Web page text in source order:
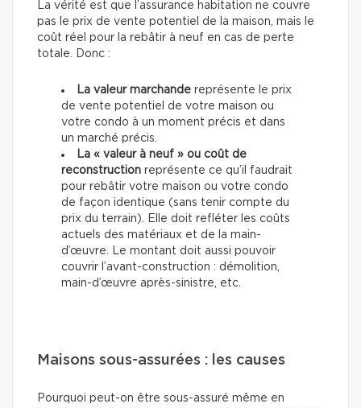
La vérité est que l’assurance habitation ne couvre
pas le prix de vente potentiel de la maison, mais le
coût réel pour la rebâtir à neuf en cas de perte
totale. Donc :
La valeur marchande représente le prix
de vente potentiel de votre maison ou
votre condo à un moment précis et dans
un marché précis.
La « valeur à neuf » ou coût de
reconstruction représente ce qu’il faudrait
pour rebâtir votre maison ou votre condo
de façon identique (sans tenir compte du
prix du terrain). Elle doit refléter les coûts
actuels des matériaux et de la main-
d’œuvre. Le montant doit aussi pouvoir
couvrir l’avant-construction : démolition,
main-d’œuvre après-sinistre, etc.
Maisons sous-assurées : les causes
Pourquoi peut-on être sous-assuré même en